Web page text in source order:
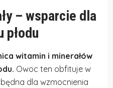
– wsparcie dla
płodu
witamin i minerałów
Owoc ten obfituje w
dla wzmocnienia